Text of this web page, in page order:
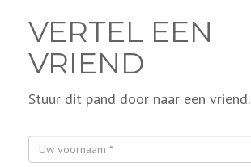
VERTEL EEN
VRIEND
Stuur dit pand door naar een vriend.